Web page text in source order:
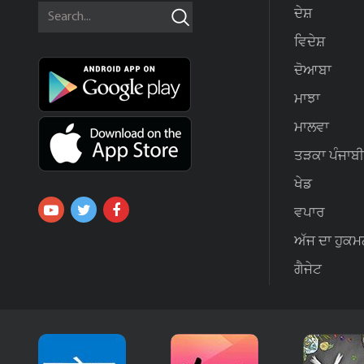
ਦੇਸ਼
ਵਿਦੇਸ਼
ਦੋਆਬਾ
ਮਾਝਾ
ਮਾਲਵਾ
ਤੜਕਾ ਪੰਜਾਬੀ
ਖੇਡ
ਵਪਾਰ
ਅੱਜ ਦਾ
ਗੈਜੇਟ